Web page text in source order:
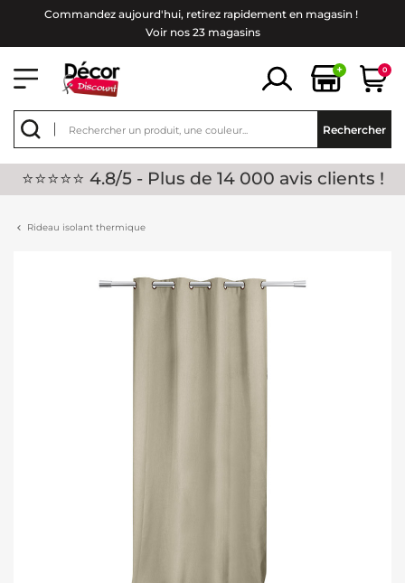
Commandez aujourd'hui, retirez rapidement en magasin !
Voir nos 23 magasins
+ 0
Rechercher
⭐⭐⭐⭐⭐ 4.8/5 - Plus de 14 000 avis clients !
Rideau isolant thermique